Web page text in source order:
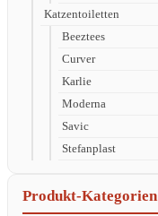
Katzentoiletten
Beeztees
Curver
Karlie
Moderna
Savic
Stefanplast
Produkt-Kategorien